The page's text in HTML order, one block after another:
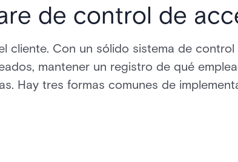
de control de
cliente. Con un sólido sistema de
mantener un registro de qué
Hay tres formas comunes de